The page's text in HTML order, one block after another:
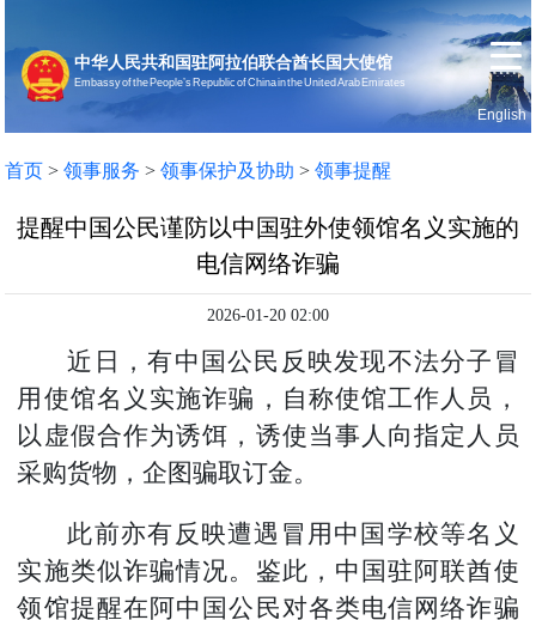
中华人民共和国驻阿拉伯联合酋长国大使馆
Embassy of the People’s Republic of China in the United Arab Emirates
English
首页 >领事服务 >领事保护及协助 >领事提醒
提醒中国公民谨防以中国驻外使领馆名义实施的
电信网络诈骗
2026-01-20 02:00
近日，有中国公民反映发现不法分子冒
用使馆名义实施诈骗 ， 自称使馆工作人员 ，
以虚假合作为诱饵，诱使当事人向指定人员
采购货物 ，企图骗取订金。
此前亦有反映遭遇 冒用 中国学校等名义
实施类似诈骗情况。鉴此，中国驻阿联酋使
领馆提醒在阿中国公民对各类电信网络诈骗